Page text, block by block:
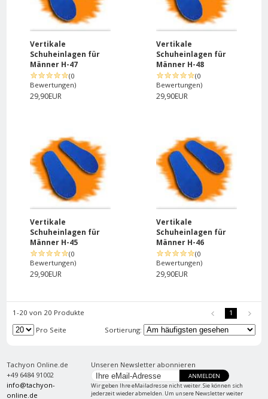
Vertikale
Schuheinlagen für
Männer H-47
(0
Bewertungen)
29,90EUR
Vertikale
Schuheinlagen für
Männer H-48
(0
Bewertungen)
29,90EUR
Vertikale
Schuheinlagen für
Männer H-45
(0
Bewertungen)
29,90EUR
Vertikale
Schuheinlagen für
Männer H-46
(0
Bewertungen)
29,90EUR
1-20 von 20 Produkte
1
Pro Seite
Sortierung:
Tachyon Online.de
+49 6484 91002
info@tachyon-
online.de
Unseren Newsletter abonnieren
ANMELDEN
Wir geben Ihre eMailadresse nicht weiter. Sie können sich
jederzeit wieder abmelden. Um unsere Newsletter weiter